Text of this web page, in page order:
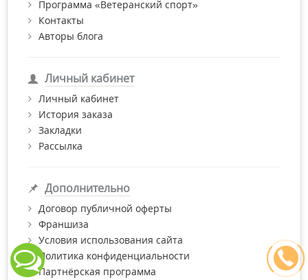
Программа «Ветеранский спорт»
Контакты
Авторы блога
Личный кабинет
Личный кабинет
История заказа
Закладки
Рассылка
Дополнительно
Договор публичной оферты
Франшиза
Условия использования сайта
Политика конфиденциальности
Партнёрская программа